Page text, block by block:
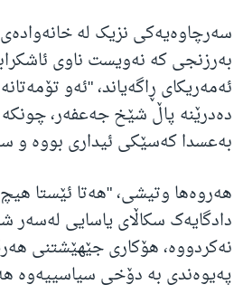
سەرچاوەیەکی نزیک لە
بەرزنجی کە نەویست ناوی
ئەمەریکای ڕاگەیاند، "ئەو
دەدرێنە پاڵ شێخ جەعفەر،
بەعسدا کەسێکی ئیداری بووە و
هەروەها وتیشی، "هەتا ئێستا
دادگایەک سکاڵای یاسایی لەسەر
نەکردووە، هۆکاری جێهێشتنی
پەیوەندی بە دۆخی سیاسییەوە